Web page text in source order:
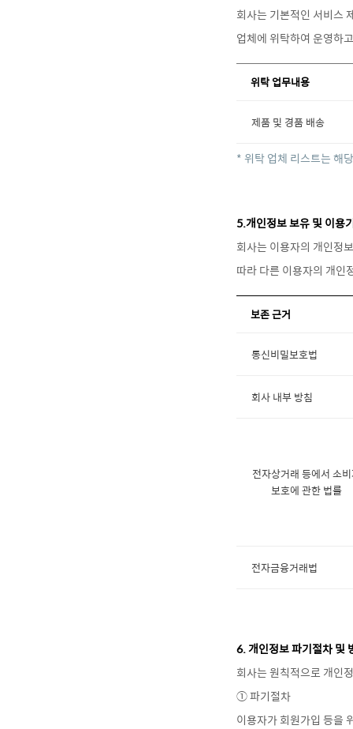
회사는 기본적인 서비스
위탁 업무내용
제품 및 경품 배송
* 위탁 업체 리스트는 해
5.개인정보 보유 및 이용
회사는 이용자의 개인정
보존 근거
통신비밀보호법
회사 내부 방침
전자상거래 등에서 소
보호에 관한 법률
전자금융거래법
6. 개인정보 파기절차 및
회사는 원칙적으로 개인
① 파기절차
이용자가 회원가입 등을